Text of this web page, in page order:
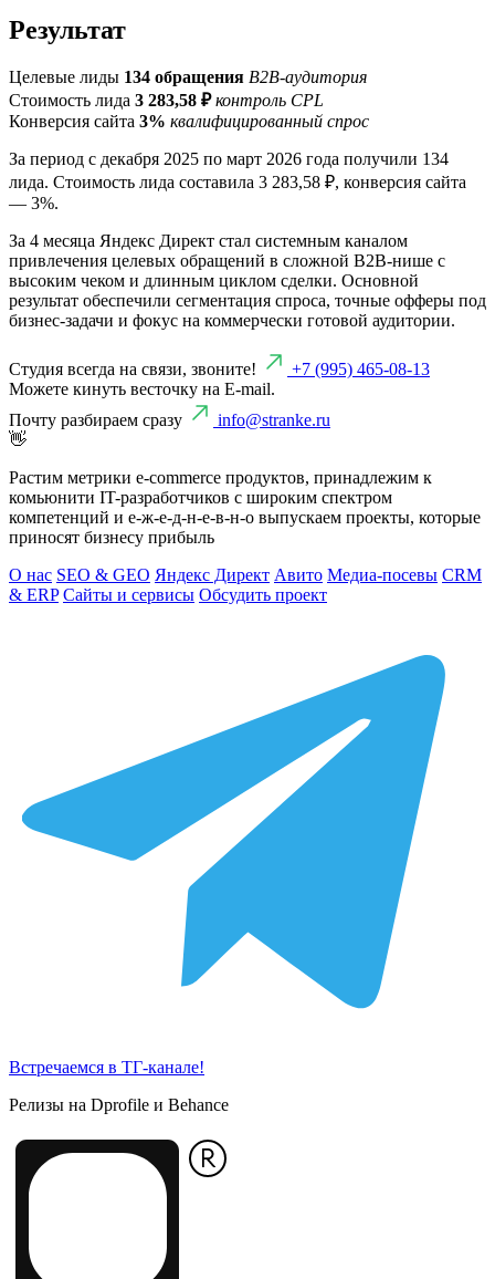
Результат
Целевые лиды 134 обращения B2B-аудитория
Стоимость лида 3 283,58 ₽ контроль CPL
Конверсия сайта 3% квалифицированный спрос
За период с декабря 2025 по март 2026 года получили 134
лида. Стоимость лида составила 3 283,58 ₽, конверсия сайта
— 3%.
За 4 месяца Яндекс Директ стал системным каналом
привлечения целевых обращений в сложной B2B-нише с
высоким чеком и длинным циклом сделки. Основной
результат обеспечили сегментация спроса, точные офферы под
бизнес-задачи и фокус на коммерчески готовой аудитории.
Студия всегда на связи, звоните!
+7 (995) 465-08-13
Можете кинуть весточку на E-mail.
Почту разбираем сразу
info@stranke.ru
👋
Растим метрики e-commerce продуктов, принадлежим к
комьюнити IT-разработчиков с широким спектром
компетенций и е-ж-е-д-н-е-в-н-о выпускаем проекты, которые
приносят бизнесу прибыль
О нас SEO & GEO Яндекс Директ Авито Медиа-посевы CRM
& ERP Сайты и сервисы Обсудить проект
Встречаемся в ТГ-канале!
Релизы на Dprofile и Behance